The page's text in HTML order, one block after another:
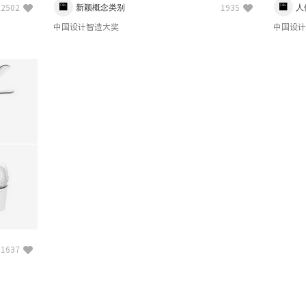
2502 新颖概念类别 1935
中国设计智造大奖 中国设
1637